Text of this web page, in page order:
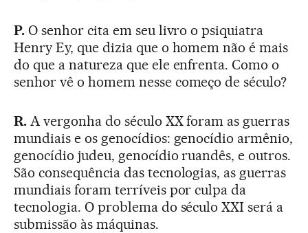
P.O senhor cita em seu livro o psiquiatra
Henry Ey, que dizia que o homem não é mais
do que a natureza que ele enfrenta. Como o
senhor vê o homem nesse começo de século?
R.A vergonha do século XX foram as guerras
mundiais e os genocídios: genocídio armênio,
genocídio judeu, genocídio ruandês, e outros.
São consequência das tecnologias, as guerras
mundiais foram terríveis por culpa da
tecnologia. O problema do século XXI será a
submissão às máquinas.